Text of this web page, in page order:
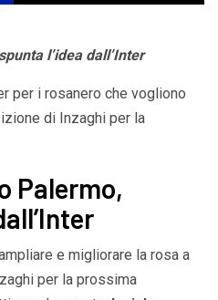
l’idea dall’Inter
per i rosanero che vogliono
di Inzaghi per la
Palermo,
e migliorare la rosa a
per la prossima